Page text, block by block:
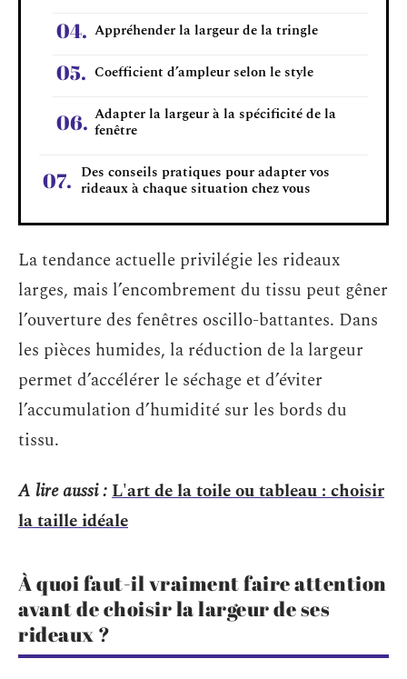
Appréhender la largeur de la tringle
Coefficient d’ampleur selon le style
Adapter la largeur à la spécificité de la
fenêtre
Des conseils pratiques pour adapter vos
rideaux à chaque situation chez vous
La tendance actuelle privilégie les rideaux
larges, mais l’encombrement du tissu peut gêner
l’ouverture des fenêtres oscillo-battantes. Dans
les pièces humides, la réduction de la largeur
permet d’accélérer le séchage et d’éviter
l’accumulation d’humidité sur les bords du
tissu.
A lire aussi :L'art de la toile ou tableau : choisir
la taille idéale
À quoi faut-il vraiment faire attention
avant de choisir la largeur de ses
rideaux ?